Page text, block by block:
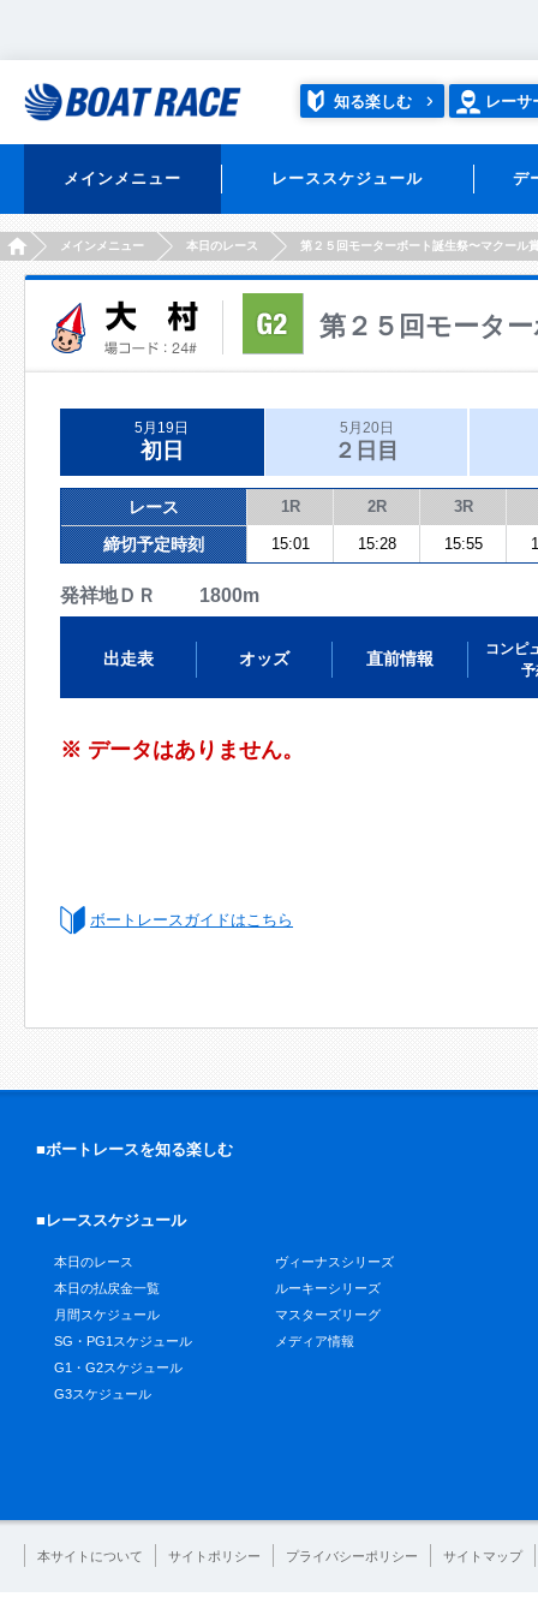
知る楽しむ レーサ
メインメニュー レーススケジュール デ
HOMEメインメニュー 本日のレース 第２５回モーターボート誕生祭〜マクール
第２５回モータ
5月19日
初日
5月20日
２日目
レース 1R 2R 3R
締切予定時刻 15:01 15:28 15:55
発祥地ＤＲ 1800m
出走表 オッズ 直前情報
コンピ
予
※ データはありません。
ボートレースガイドはこちら
■ボートレースを知る楽しむ
■レーススケジュール
本日のレース
本日の払戻金一覧
月間スケジュール
SG・PG1スケジュール
G1・G2スケジュール
G3スケジュール
ヴィーナスシリーズ
ルーキーシリーズ
マスターズリーグ
メディア情報
本サイトについて サイトポリシー プライバシーポリシー サイトマップ